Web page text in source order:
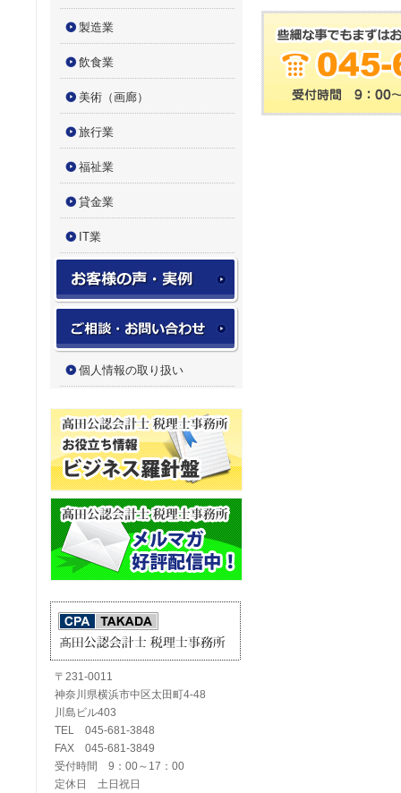
製造業
飲食業
美術（画廊）
旅行業
福祉業
貸金業
IT業
個人情報の取り扱い
〒231-0011
神奈川県横浜市中区太田町4-48
川島ビル403
TEL 045-681-3848
FAX 045-681-3849
受付時間 9：00～17：00
定休日 土日祝日